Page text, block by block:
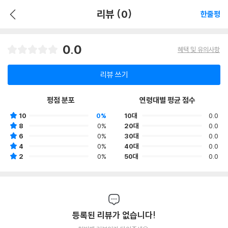
리뷰 (0) 한줄평
0.0 혜택 및 유의사항
리뷰 쓰기
평점 분포
10
0%
8
0%
6
0%
4
0%
2
0%
연령대별 평균 점수
10대
0.0
20대
0.0
30대
0.0
40대
0.0
50대
0.0
등록된 리뷰가 없습니다!